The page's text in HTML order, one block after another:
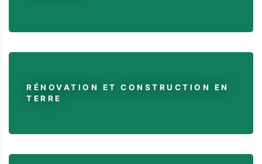
RÉNOVATION ET CONSTRUCTION EN
TERRE